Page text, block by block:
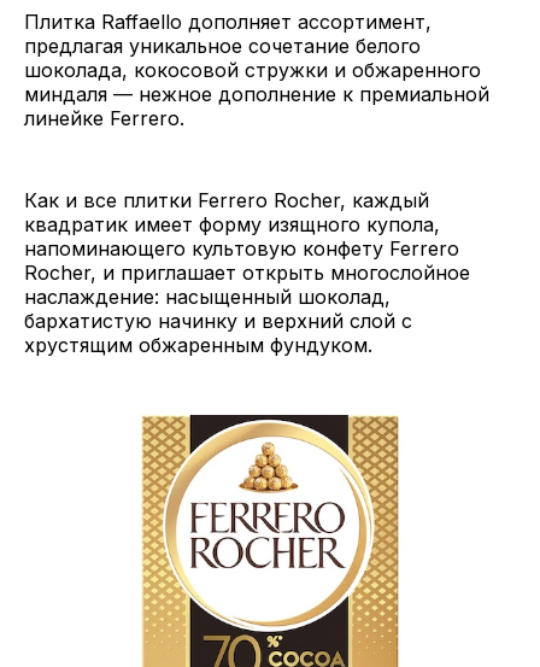
Плитка Raffaello дополняет ассортимент,
предлагая уникальное сочетание белого
шоколада, кокосовой стружки и обжаренного
миндаля — нежное дополнение к премиальной
линейке Ferrero.
Как и все плитки Ferrero Rocher, каждый
квадратик имеет форму изящного купола,
напоминающего культовую конфету Ferrero
Rocher, и приглашает открыть многослойное
наслаждение: насыщенный шоколад,
бархатистую начинку и верхний слой с
хрустящим обжаренным фундуком.